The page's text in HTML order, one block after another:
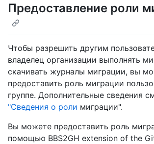
Предоставление роли
Чтобы разрешить другим
владелец организации выполнять
скачивать журналы миграции, вы
предоставить роль миграции
группе. Дополнительные сведения
"Сведения о роли миграции".
Вы можете предоставить роль
помощью BBS2GH extension of the